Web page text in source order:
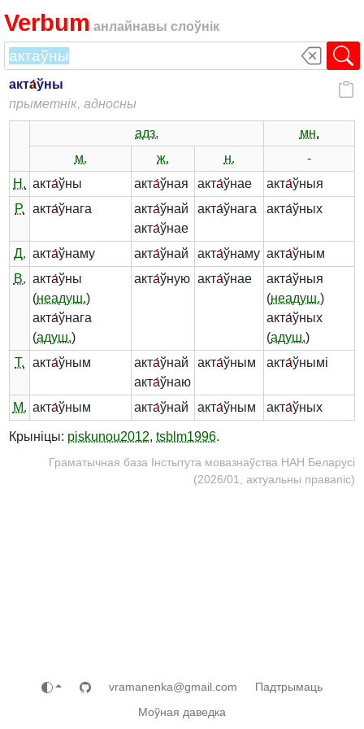
Verbum анлайнавы слоўнік
акта́ўны
прыметнік, адносны
адз.
мн.
м.
ж. н.
-
Н. акта́ўны акта́ўная акта́ўнае акта́ўныя
Р.
акта́ўнага акта́ўнай
акта́ўнае
акта́ўнага акта́ўных
Д. акта́ўнаму акта́ўнай акта́ўнаму акта́ўным
В. акта́ўны
(неадуш.)
акта́ўнага
(адуш.)
акта́ўную акта́ўнае акта́ўныя
(неадуш.)
акта́ўных
(адуш.)
Т.
акта́ўным акта́ўнай
акта́ўнаю
акта́ўным акта́ўнымі
М. акта́ўным акта́ўнай акта́ўным акта́ўных
Крыніцы: piskunou2012, tsblm1996.
Граматычная база Інстытута мовазнаўства НАН Беларусі
(2026/01, актуальны правапіс)
vramanenka@gmail.com
Падтрымаць
Моўная даведка